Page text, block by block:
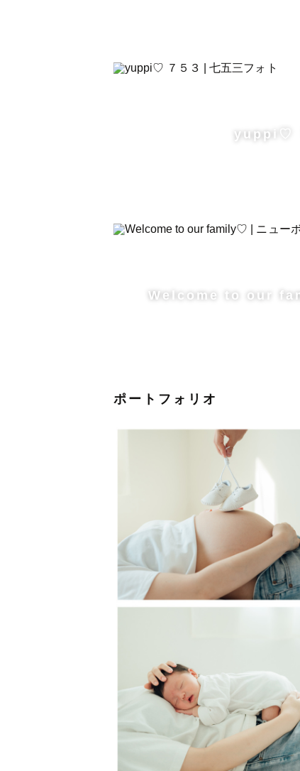
出張撮影が初めてで・・・と
撮られることになれていない
人見知りやご機嫌ななめのお
できます）
🍋わたしについて
関西出身・香川在住11年目
yuppi♡
Welcome to our
ポートフォリオ